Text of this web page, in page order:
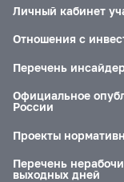
Личный кабинет
Отношения с
Перечень
Официальное
России
Проекты
Перечень
выходных дней